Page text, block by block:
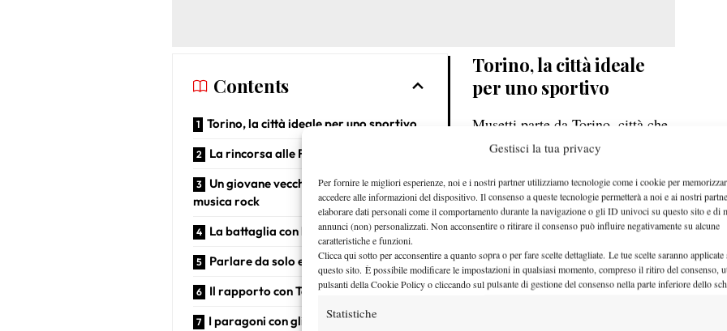
Gestisci la tua privacy
Per fornire le migliori esperienze, noi e i nostri partner utilizziamo tecnologie come i cookie per
accedere alle informazioni del dispositivo. Il consenso a queste tecnologie permetterà a noi e ai nostri
elaborare dati personali come il comportamento durante la navigazione o gli ID univoci su questo sito e di
annunci (non) personalizzati. Non acconsentire o ritirare il consenso può influire negativamente su alcune
caratteristiche e funzioni.
Clicca qui sotto per acconsentire a quanto sopra o per fare scelte dettagliate. Le tue scelte saranno applicate
questo sito. È possibile modificare le impostazioni in qualsiasi momento, compreso il ritiro del consenso,
pulsanti della Cookie Policy o cliccando sul pulsante di gestione del consenso nella parte inferiore dello
Statistiche
Contents
Torino, la città ideale per uno sportivo
La rincorsa alle Finals e la paternità
Un giovane vecchio: gioco vintage e
musica rock
La battaglia con l’ansia
Parlare da solo e l’autocritica
Il rapporto con Tartarini
I paragoni con gli allenatori di calcio
Torino, la città ideale
per uno sportivo
Musetti parte da Torino, città che
lo ha fatto sentire a casa: “
gente sa stare al suo posto. Ho
trovato un bellissimo ambiente
devo dire che, nella vittoria su De
Minaur, l’energia del pubblico è